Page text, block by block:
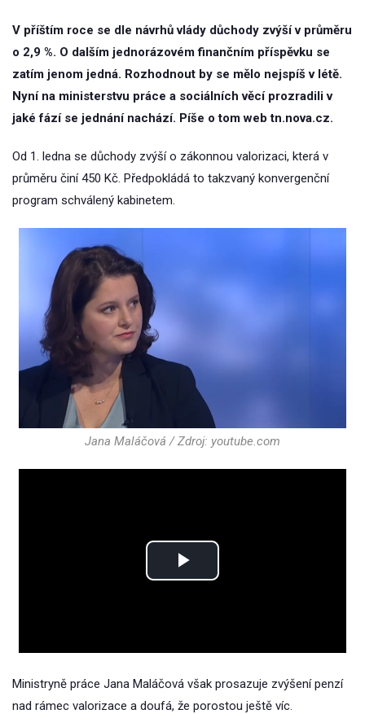
V příštím roce se dle návrhů vlády důchody zvýší v průměru
o 2,9 %. O dalším jednorázovém finančním příspěvku se
zatím jenom jedná. Rozhodnout by se mělo nejspíš v létě.
Nyní na ministerstvu práce a sociálních věcí prozradili v
jaké fází se jednání nachází. Píše o tom web tn.nova.cz.
Od 1. ledna se důchody zvýší o zákonnou valorizaci, která v
průměru činí 450 Kč. Předpokládá to takzvaný konvergenční
program schválený kabinetem.
Jana Maláčová / Zdroj: youtube.com
Play
Ministryně práce Jana Maláčová však prosazuje zvýšení penzí
nad rámec valorizace a doufá, že porostou ještě víc.